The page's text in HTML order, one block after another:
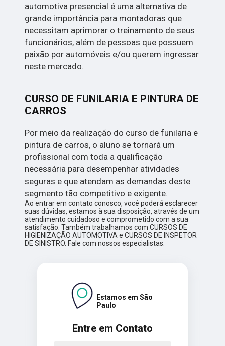
automotiva presencial é uma alternativa de
grande importância para montadoras que
necessitam aprimorar o treinamento de seus
funcionários, além de pessoas que possuem
paixão por automóveis e/ou querem ingressar
neste mercado.
CURSO DE FUNILARIA E PINTURA DE
CARROS
Por meio da realização do curso de funilaria e
pintura de carros, o aluno se tornará um
profissional com toda a qualificação
necessária para desempenhar atividades
seguras e que atendam as demandas deste
segmento tão competitivo e exigente.
Ao entrar em contato conosco, você poderá esclarecer
suas dúvidas, estamos à sua disposição, através de um
atendimento cuidadoso e comprometido com a sua
satisfação. Também trabalhamos com CURSOS DE
HIGIENIZAÇÃO AUTOMOTIVA e CURSOS DE INSPETOR
DE SINISTRO. Fale com nossos especialistas.
Entre em Contato
Estamos em São
Paulo